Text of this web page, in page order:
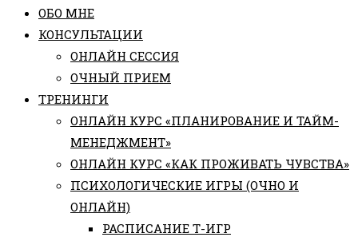
ОБО МНЕ
КОНСУЛЬТАЦИИ
ОНЛАЙН СЕССИЯ
ОЧНЫЙ ПРИЕМ
ТРЕНИНГИ
ОНЛАЙН КУРС «ПЛАНИРОВАНИЕ И ТАЙМ-
МЕНЕДЖМЕНТ»
ОНЛАЙН КУРС «КАК ПРОЖИВАТЬ ЧУВСТВА»
ПСИХОЛОГИЧЕСКИЕ ИГРЫ (ОЧНО И
ОНЛАЙН)
РАСПИСАНИЕ Т-ИГР